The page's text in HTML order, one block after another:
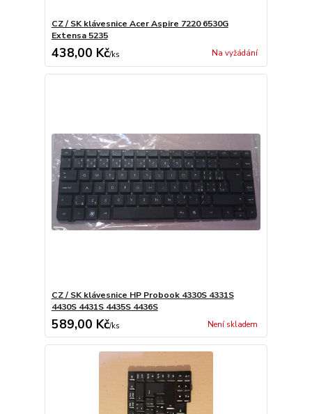
CZ / SK klávesnice Acer Aspire 7220 6530G
Extensa 5235
438,00 Kč/ks Na vyžádání
CZ / SK klávesnice HP Probook 4330S 4331S
4430S 4431S 4435S 4436S
589,00 Kč/ks Není skladem